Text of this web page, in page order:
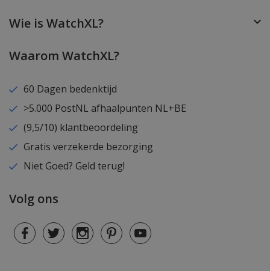
Wie is WatchXL?
Waarom WatchXL?
60 Dagen bedenktijd
>5.000 PostNL afhaalpunten NL+BE
(9,5/10) klantbeoordeling
Gratis verzekerde bezorging
Niet Goed? Geld terug!
Volg ons